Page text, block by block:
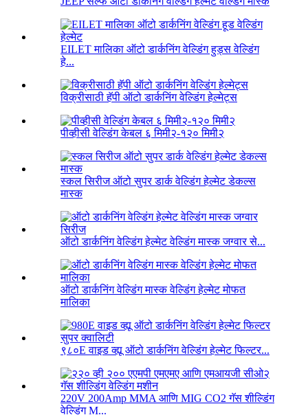
EILET मालिका ऑटो डार्कनिंग वेल्डिंग हुड्स वेल्डिंग
हे...
विक्रीसाठी हॅपी ऑटो डार्कनिंग वेल्डिंग हेल्मेट्स
पीव्हीसी वेल्डिंग केबल ६ मिमी२-१२० मिमी२
स्कल सिरीज ऑटो सुपर डार्क वेल्डिंग हेल्मेट डेकल्स
मास्क
ऑटो डार्कनिंग वेल्डिंग हेल्मेट वेल्डिंग मास्क जग्वार से...
ऑटो डार्कनिंग वेल्डिंग मास्क वेल्डिंग हेल्मेट मोफत
मालिका
९८०E वाइड व्ह्यू ऑटो डार्कनिंग वेल्डिंग हेल्मेट फिल्टर...
220V 200Amp MMA आणि MIG CO2 गॅस शील्डिंग
वेल्डिंग M...